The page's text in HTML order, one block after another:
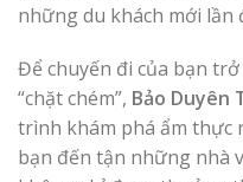
những du khách mới lần
Để chuyến đi của bạn
“chặt chém”, Bảo Duyên
trình khám phá ẩm thực
bạn đến tận những nhà